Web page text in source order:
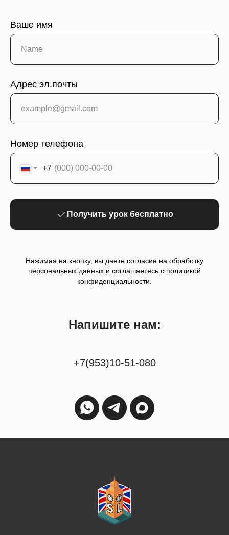
Ваше имя
Адрес эл.почты
Номер телефона
+7
Получить урок бесплатно
Нажимая на кнопку, вы даете согласие на обработку
персональных данных и соглашаетесь c политикой
конфиденциальности.
Напишите нам:
+7(953)10-51-080